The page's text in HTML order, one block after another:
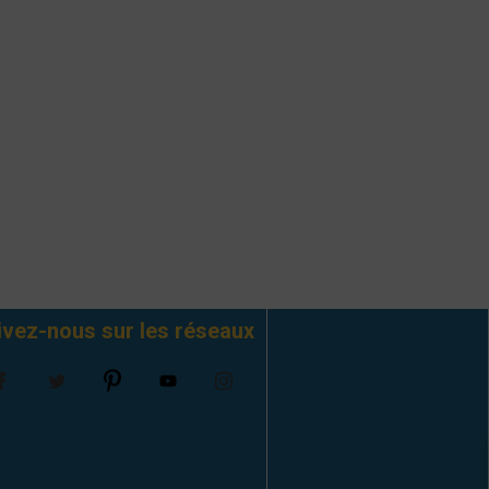
nous sur les réseaux